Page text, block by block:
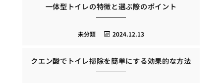
一体型トイレの特徴と選ぶ際のポイント
2024.12.13
未分類
クエン酸でトイレ掃除を簡単にする効果的な方法